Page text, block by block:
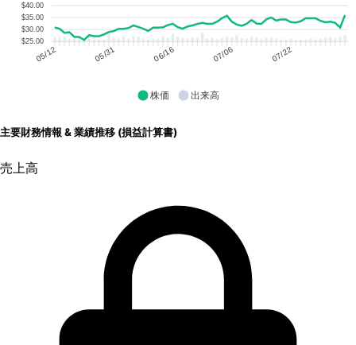
$40.00
$35.00
$30.00
$25.00
05/12 05/31 06/16 07/06 07/22
株価 出来高
主要財務情報 & 業績推移 (損益計算書)
売上高